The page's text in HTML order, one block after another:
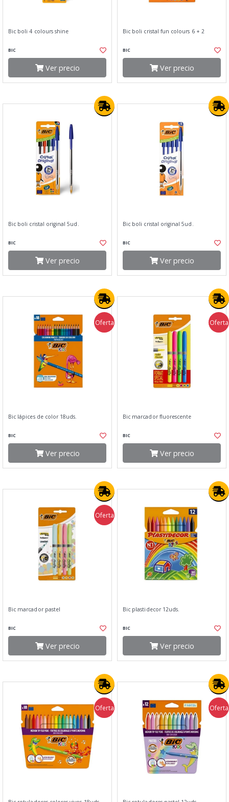
Bic boli 4 colours shine
BIC
Ver precio
Bic boli cristal fun colours 6 + 2
BIC
Ver precio
Bic boli cristal original 5ud.
BIC
Ver precio
Bic boli cristal original 5ud.
BIC
Ver precio
Oferta
Bic lápices de color 18uds.
BIC
Ver precio
Oferta
Bic marcador fluorescente
BIC
Ver precio
Oferta
Bic marcador pastel
BIC
Ver precio
Bic plastidecor 12uds.
BIC
Ver precio
Oferta Oferta